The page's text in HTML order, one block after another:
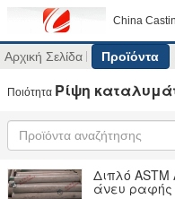
China
Αρχική Σελίδα Προϊόντα
Ποιότητα Ρίψη
Διπλό ASTM
άνευ ραφής